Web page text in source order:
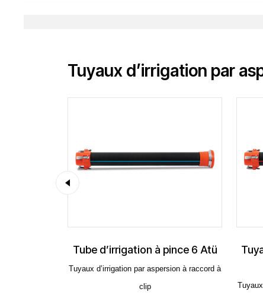
Tuyaux d’irrigation par
d’irrigation à pince 6 Atü
d’irrigation par aspersion à raccord à
Tuyau d'arrosage à
cm
Tuyaux d’irrigation par